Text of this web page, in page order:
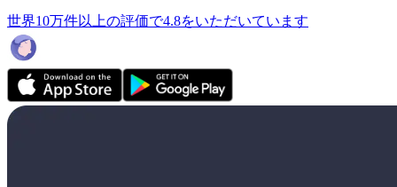
世界10万件以上の評価で4.8をいただいています